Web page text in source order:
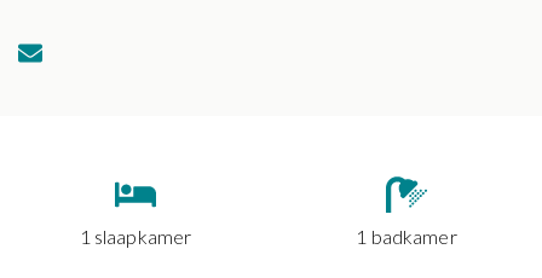
1 slaapkamer 1 badkamer